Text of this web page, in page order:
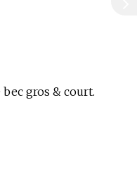
gros & court.